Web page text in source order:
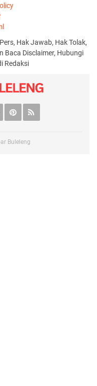
Hak Jawab, Hak Tolak,
Baca Disclaimer, Hubungi
Redaksi
Buleleng